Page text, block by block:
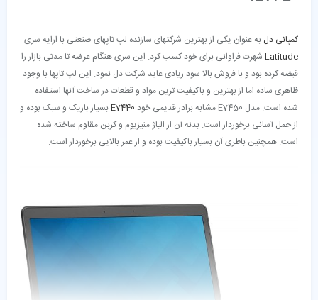
کمپانی دل به عنوان یکی از بهترین شرکتهای سازنده لپ تاپهای صنعتی با ارایه سری
Latitude شهرت فراوانی برای خود کسب کرد. این سری هنگام عرضه تا مدتی بازار را
قبضه کرده بود و با فروش بالا سود زیادی عاید شرکت دل نمود. این لپ تاپها با وجود
ظاهری ساده اما از بهترین و باکیفیت ترین مواد و قطعات در ساخت آنها استفاده
شده است. مدل E7450 مشابه برادر قدیمی خود
E7440بسیار باریک و سبک بوده و
از حمل آسانی برخوردار است. بدنه آن از الیاژ منیزیوم و کربن مقاوم ساخته شده
است. همچنین باطری آن بسیار باکیفیت بوده و از عمر بالایی برخوردار است.